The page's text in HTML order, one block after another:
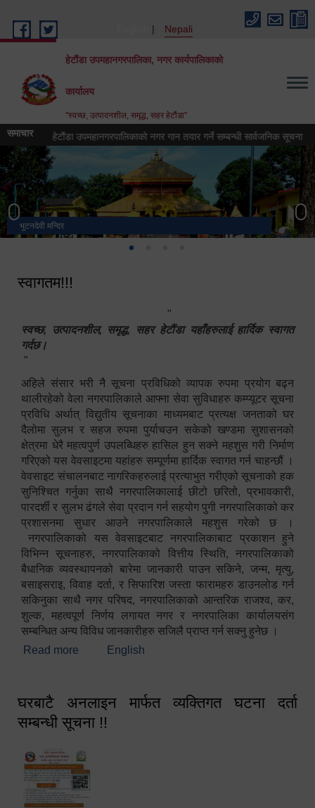
Nepali
हेटौंडा उपमहानगरपालिका, नगर कार्यपालिकाको
कार्यालय
"स्वच्छ, उत्पादनशील, समृद्ध, सहर हेटौंडा"
समाचारहेटौंडा उपमहानगरपालिकाको नगर गान तयार गर्ने सम्बन्धी सार्वजनिक सूचना
भुटनदेवी मन्दिर
स्मारक
हेटौंडा उपमहानगरपालिका नगर कार्यपालिकाको कार्यालय
मनकामना डाँडाबाट देखिएको दृश्य
स्वागतम!!!
"
स्वच्छ, उत्पादनशील, समृद्ध, सहर हेटौंडा यहाँहरुलाई हार्दिक स्वागत
गर्दछ।
"
अहिले संसार भरी नै सूचना प्रविधिको व्यापक रुपमा प्रयोग बढ्न
थालीरहेको वेला नगरपालिकाले आफ्ना सेवा सुविधाहरु कम्प्यूटर सूचना
प्रविधि अर्थात् विद्युतीय सूचनाका माध्यमबाट प्रत्यक्ष जनताको घर
दैलोमा सुलभ र सहज रुपमा पुर्याचउन सकेको खण्डमा सुशासनको
क्षेत्रमा धेरै महत्वपुर्ण उपलब्धिहरु हासिल हुन सक्ने महशुस गरी निर्माण
गरिएको यस वेवसाइटमा यहांहरु सम्पूर्णमा हार्दिक स्वागत गर्न चाहन्छौं ।
वेवसाइट संचालनबाट नागरिकहरुलाई प्रत्याभुत गरीएको सूचनाको हक
सुनिश्चित गर्नुका साथै नगरपालिकालाई छीटो छरितो, प्रभावकारी,
पारदर्शी र सुलभ ढंगले सेवा प्रदान गर्न सहयोग पुगी नगरपालिकाको कर
प्रशासनमा सुधार आउने नगरपालिकाले महशुस गरेको छ ।
नगरपालिकाको यस वेवसाइटबाट नगरपालिकाबाट प्रकाशन हुने
विभिन्न सूचनाहरु, नगरपालिकाको वित्तीय स्थिति, नगरपालिकाको
बैधानिक व्यवस्थापनको बारेमा जानकारी पाउन सकिने, जन्म, मृत्यु,
बसाइसराइ, विवाह दर्ता, र सिफारिश जस्ता फारामहरु डाउनलोड गर्न
सकिनुका साथै नगर परिषद, नगरपालिकाको आन्तरिक राजश्व, कर,
शुल्क, महत्वपूर्ण निर्णय लगायत नगर र नगरपालिका कार्यालयसंग
सम्बन्धित अन्य विविध जानकारीहरु सजिलै प्राप्त गर्न सक्नु हुनेछ ।
Read more about स्वागतम!!!
English
घरबाटै अनलाइन मार्फत व्यक्तिगत घटना दर्ता
सम्बन्धी सूचना !!